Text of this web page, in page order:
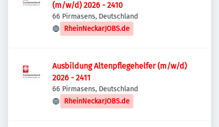
(m/w/d) 2026 - 2410
66 Pirmasens, Deutschland
RheinNeckarJOBS.de
Ausbildung Altenpflegehelfer (m/w/d)
2026 - 2411
66 Pirmasens, Deutschland
RheinNeckarJOBS.de